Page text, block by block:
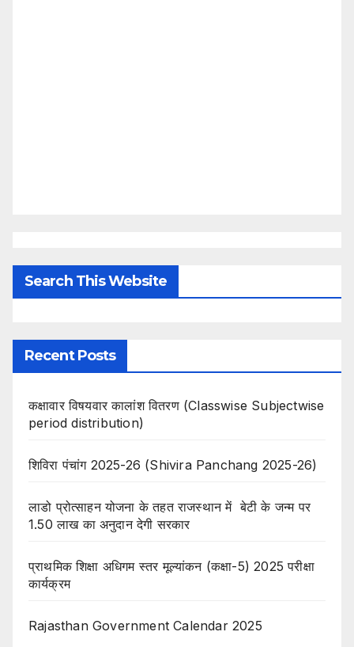
Search This Website
Recent Posts
कक्षावार विषयवार कालांश वितरण (Classwise Subjectwise
period distribution)
शिविरा पंचांग 2025-26 (Shivira Panchang 2025-26)
लाडो प्रोत्साहन योजना के तहत राजस्थान में बेटी के जन्म पर
1.50 लाख का अनुदान देगी सरकार
प्राथमिक शिक्षा अधिगम स्तर मूल्यांकन (कक्षा-5) 2025 परीक्षा
कार्यक्रम
Rajasthan Government Calendar 2025